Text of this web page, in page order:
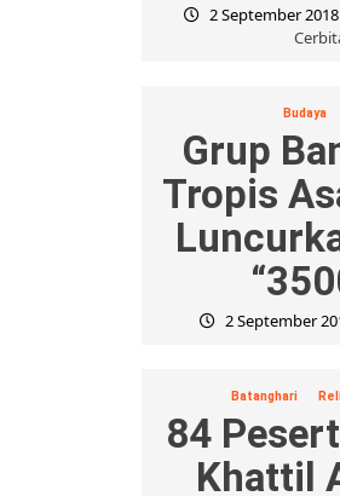
2 September 2018
Budaya
Grup
Tropis
2 September
Batanghari
84
Khattil